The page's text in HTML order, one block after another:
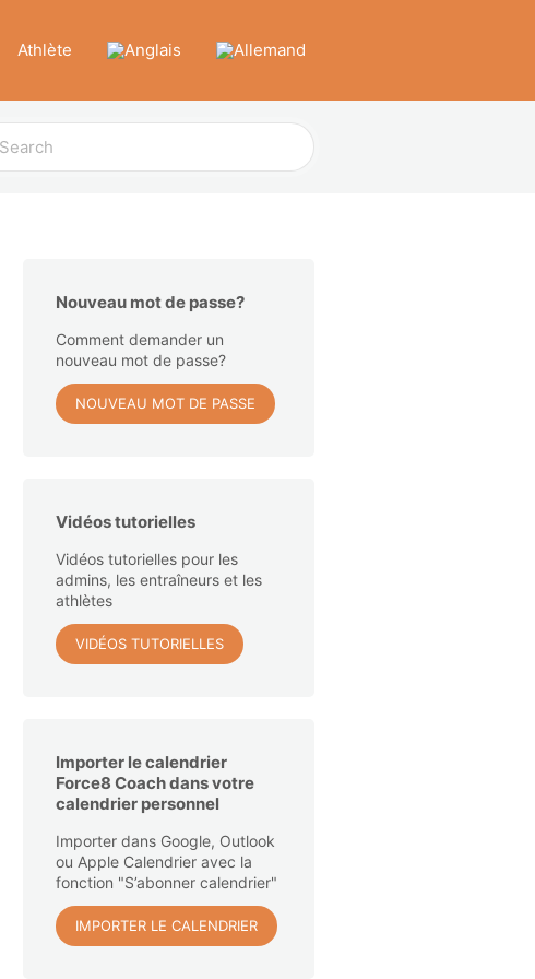
Athlète
Nouveau mot de passe?
Comment demander un
nouveau mot de passe?
NOUVEAU MOT DE PASSE
Vidéos tutorielles
Vidéos tutorielles pour les
admins, les entraîneurs et les
athlètes
VIDÉOS TUTORIELLES
Importer le calendrier
Force8 Coach dans votre
calendrier personnel
Importer dans Google, Outlook
ou Apple Calendrier avec la
fonction "S’abonner calendrier"
IMPORTER LE CALENDRIER